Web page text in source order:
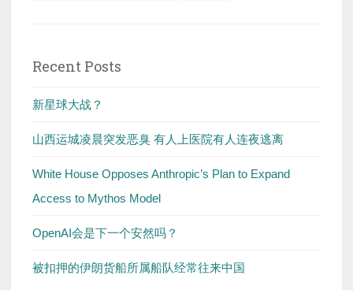
Recent Posts
新星球大战？
山西运城凌晨突发恶臭 有人上医院有人连夜逃离
White House Opposes Anthropic’s Plan to Expand
Access to Mythos Model
OpenAI会是下一个安然吗？
被扣押的伊朗货船所属船队经常往来中国